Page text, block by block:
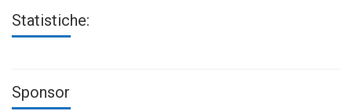
Statistiche:
Sponsor